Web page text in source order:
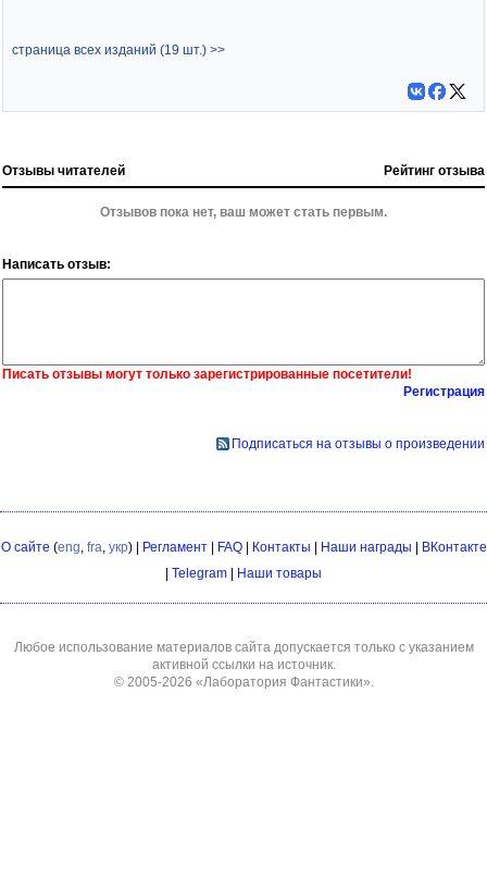
страница всех изданий (19 шт.) >>
Отзывы читателей Рейтинг отзыва
Отзывов пока нет, ваш может стать первым.
Написать отзыв:
Писать отзывы могут только зарегистрированные посетители!
Регистрация
Подписаться на отзывы о произведении
О сайте (eng fra укр) | Регламент| FAQ| Контакты | Наши награды | ВКонтакте
| Telegram | Наши товары
Любое использование материалов сайта допускается только с указанием
активной ссылки на источник.
© 2005-2026 «Лаборатория Фантастики»